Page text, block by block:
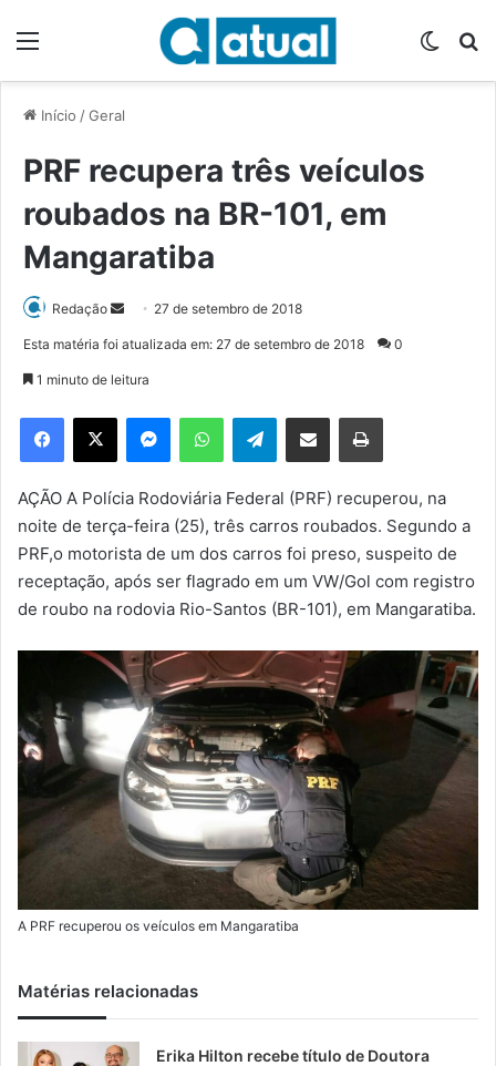
Início /Geral
PRF recupera três veículos
roubados na BR-101, em
Mangaratiba
Redação
d
e
m
e
-
m
a
27 de setembro de 2018
Esta matéria foi atualizada em: 27 de setembro de 2018 0
1 minuto de leitura
Telegram
AÇÃO A Polícia Rodoviária Federal (PRF) recuperou, na
noite de terça-feira (25), três carros roubados. Segundo a
PRF,o motorista de um dos carros foi preso, suspeito de
receptação, após ser flagrado em um VW/Gol com registro
de roubo na rodovia Rio-Santos (BR-101), em Mangaratiba.
A PRF recuperou os veículos em Mangaratiba
Matérias relacionadas
Erika Hilton recebe título de Doutora